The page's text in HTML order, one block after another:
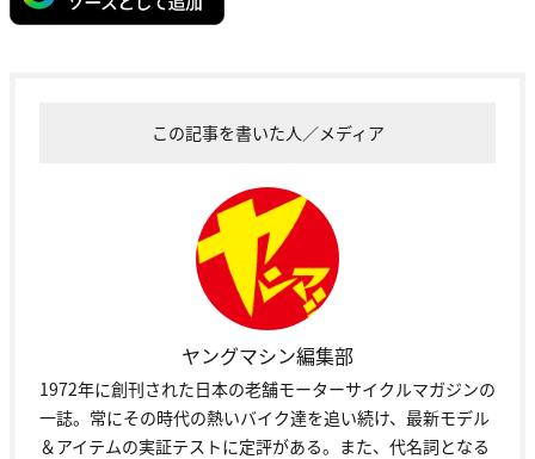
この記事を書いた人／メディア
ヤングマシン編集部
1972年に創刊された日本の老舗モーターサイクルマガジンの
一誌。常にその時代の熱いバイク達を追い続け、最新モデル
＆アイテムの実証テストに定評がある。また、代名詞となる